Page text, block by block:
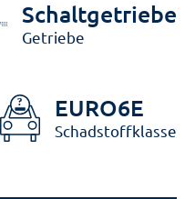
Schaltgetriebe
Getriebe
EURO6E
Schadstoffklasse